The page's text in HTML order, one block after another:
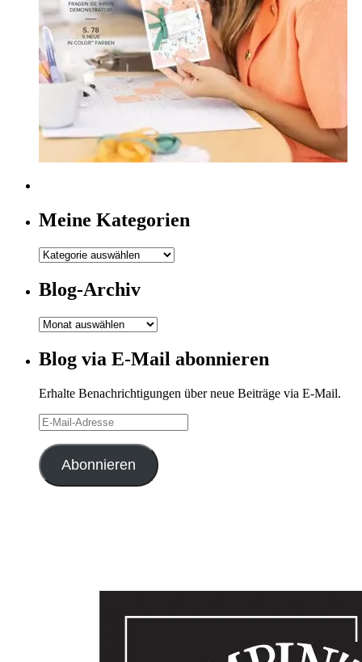
Meine Kategorien
Meine
Blog-Archiv
Blog-
Blog via E-Mail abonnieren
Erhalte Benachrichtigungen über neue Beiträge via E-Mail.
E-
Mail-
Adresse
Abonnieren